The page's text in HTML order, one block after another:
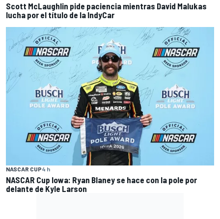
Scott McLaughlin pide paciencia mientras David Malukas
lucha por el título de la IndyCar
NASCAR CUP4 h
NASCAR Cup Iowa: Ryan Blaney se hace con la pole por
delante de Kyle Larson